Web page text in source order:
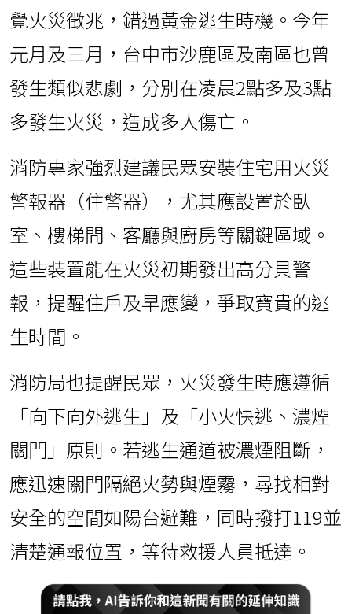
覺火災徵兆，錯過黃金逃生時機。今年
元月及三月，台中市沙鹿區及南區也曾
發生類似悲劇，分別在凌晨2點多及3點
多發生火災，造成多人傷亡。
消防專家強烈建議民眾安裝住宅用火災
警報器（住警器），尤其應設置於臥
室、樓梯間、客廳與廚房等關鍵區域。
這些裝置能在火災初期發出高分貝警
報，提醒住戶及早應變，爭取寶貴的逃
生時間。
消防局也提醒民眾，火災發生時應遵循
「向下向外逃生」及「小火快逃、濃煙
關門」原則。若逃生通道被濃煙阻斷，
應迅速關門隔絕火勢與煙霧，尋找相對
安全的空間如陽台避難，同時撥打119並
清楚通報位置，等待救援人員抵達。